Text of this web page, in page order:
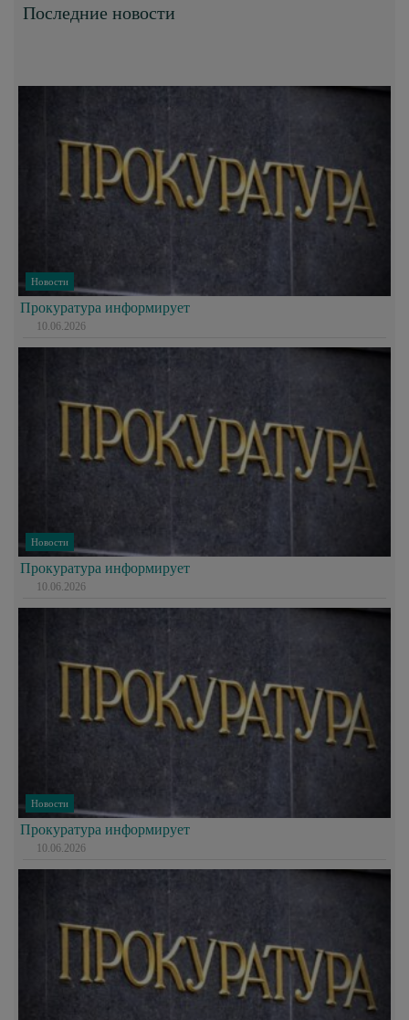
Последние новости
Новости
Прокуратура информирует
10.06.2026
Новости
Прокуратура информирует
10.06.2026
Новости
Прокуратура информирует
10.06.2026